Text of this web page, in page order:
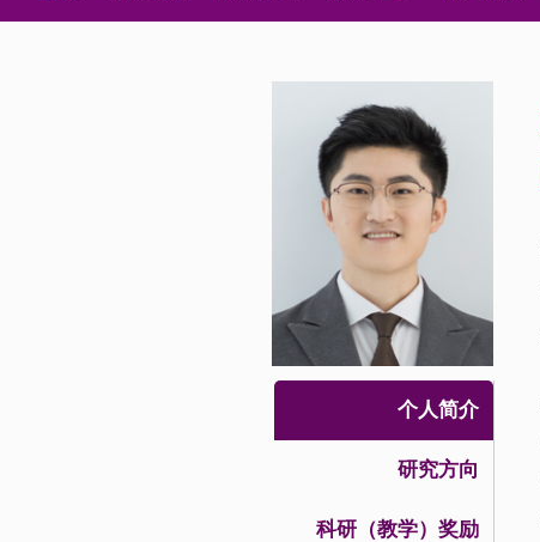
个人简介
研究方向
科研（教学）奖励